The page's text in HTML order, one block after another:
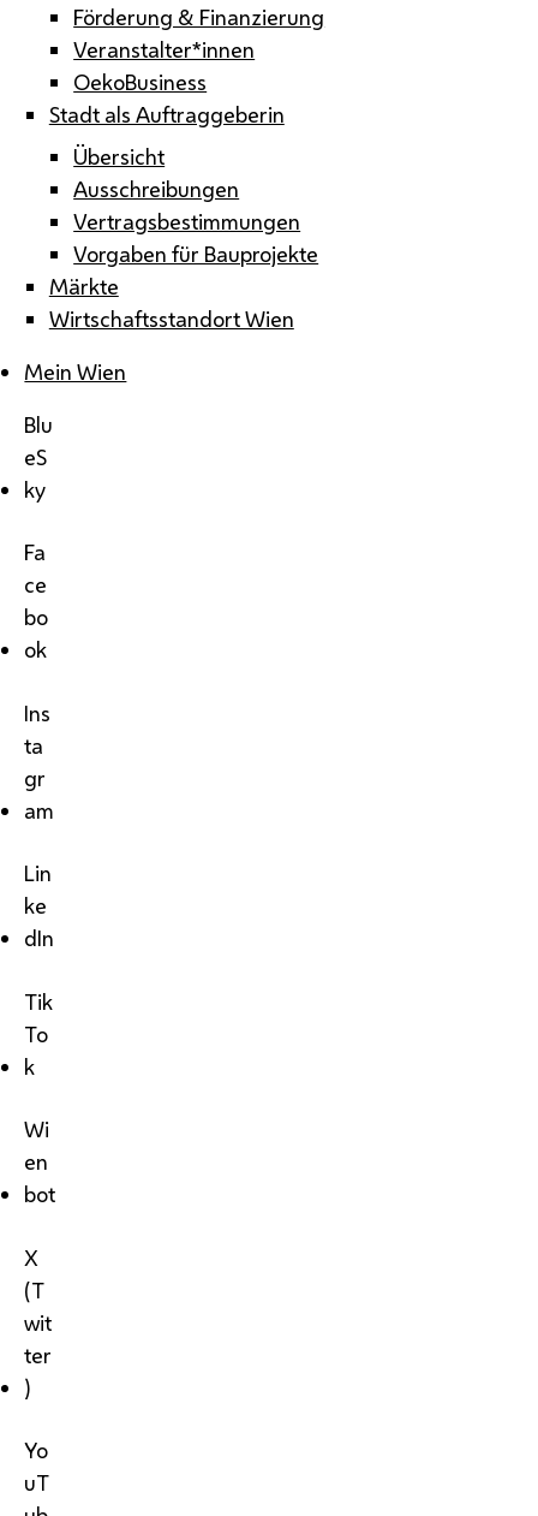
Förderung & Finanzierung
Veranstalter*innen
OekoBusiness
Stadt als Auftraggeberin
Übersicht
Ausschreibungen
Vertragsbestimmungen
Vorgaben für Bauprojekte
Märkte
Wirtschaftsstandort Wien
Mein Wien
Blu
eS
ky
Fa
ce
bo
ok
Ins
ta
gr
am
Lin
ke
dIn
Tik
To
k
Wi
en
bot
X
(T
wit
ter
)
Yo
uT